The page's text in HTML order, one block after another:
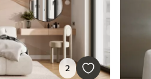
2